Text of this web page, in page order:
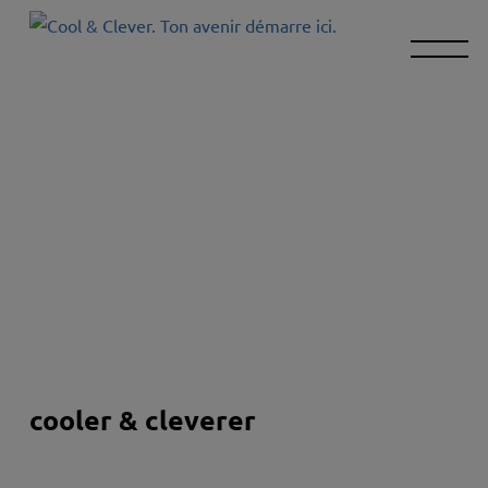
cooler & cleverer